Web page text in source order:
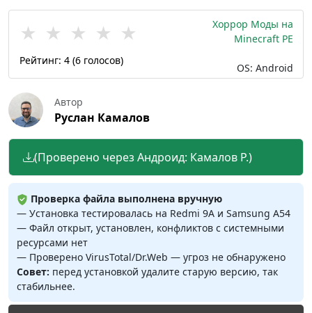
★ ★ ★ ★ ★
Рейтинг: 4 (6 голосов)
Хоррор Моды на
Minecraft PE
OS: Android
Автор
Руслан Камалов
(Проверено через Андроид: Камалов Р.)
Проверка файла выполнена вручную
— Установка тестировалась на Redmi 9A и Samsung A54
— Файл открыт, установлен, конфликтов с системными
ресурсами нет
— Проверено VirusTotal/Dr.Web — угроз не обнаружено
Совет: перед установкой удалите старую версию, так
стабильнее.